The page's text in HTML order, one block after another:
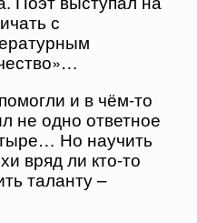
с
и в чём-то
не одно ответное
Но научить
вряд ли кто-то
таланту –